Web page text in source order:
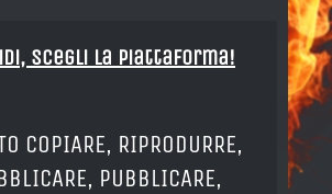
Scegli la piattaforma!
COPIARE, RIPRODURRE,
PUBBLICARE,